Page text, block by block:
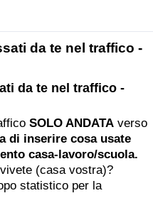
da te nel traffico -
da te nel traffico -
SOLO ANDATA verso
di inserire cosa usate
casa-lavoro/scuola.
(casa vostra)?
statistico per la
Nazione
(Corrente)
per Nazione
(Corrente)
Paese